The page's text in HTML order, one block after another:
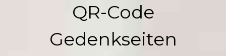
QR-Code
Gedenkseiten